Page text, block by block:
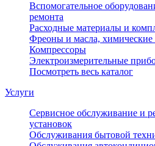
Вспомогательное
ремонта
Расходные материалы и
Фреоны и масла,
Компрессоры
Электроизмерительные
Посмотреть весь каталог
Услуги
Сервисное обслуживание и
установок
Обслуживания бытовой